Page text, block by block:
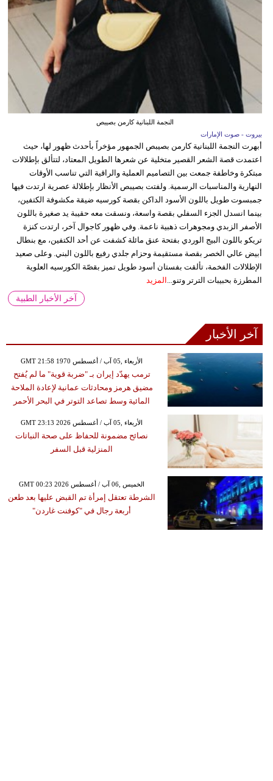
النجمة اللبنانية كارمن بصيبص
بيروت - صوت الإمارات
أبهرت النجمة اللبنانية كارمن بصيبص الجمهور مؤخراً بأحدث ظهور لها، حيث
اعتمدت قصة الشعر القصير متخلية عن شعرها الطويل المعتاد، لتتألق بإطلالات
مبتكرة وخاطفة جمعت بين التصاميم العملية والراقية التي تناسب الأوقات
النهارية والمناسبات الرسمية. ولفتت بصيبص الأنظار بإطلالة عصرية ارتدت فيها
جمبسوت طويل باللون الأسود الداكن بقصة كورسيه ضيقة مكشوفة الكتفين،
بينما انسدل الجزء السفلي بقصة واسعة، ونسقت معه حقيبة يد صغيرة باللون
الأصفر الزبدي ومجوهرات ذهبية ناعمة. وفي ظهور كاجوال آخر، ارتدت كنزة
تريكو باللون البيج الوردي بفتحة عنق مائلة كشفت عن أحد الكتفين، مع بنطال
أبيض عالي الخصر بقصة مستقيمة وحزام جلدي رفيع باللون البني. وعلى صعيد
الإطلالات الفخمة، تألقت بفستان أسود طويل تميز بقصّة الكورسيه العلوية
المطرزة بحبيبات الترتر وتنو... المزيد
آخر الأخبار الطبية
آخر الأخبار
GMT 21:58 1970 الأربعاء ,05 آب / أغسطس
ترمب يهدّد إيران بـ "ضربة قوية" ما لم يُفتح
مضيق هرمز ومحادثات عمانية لإعادة الملاحة
المائية وسط تصاعد التوتر في البحر الأحمر
GMT 23:13 2026 الأربعاء ,05 آب / أغسطس
نصائح مضمونة للحفاظ على صحة النباتات
المنزلية قبل السفر
GMT 00:23 2026 الخميس ,06 آب / أغسطس
الشرطة تعتقل إمرأة تم القبض عليها بعد طعن
أربعة رجال في "كوفنت غاردن"